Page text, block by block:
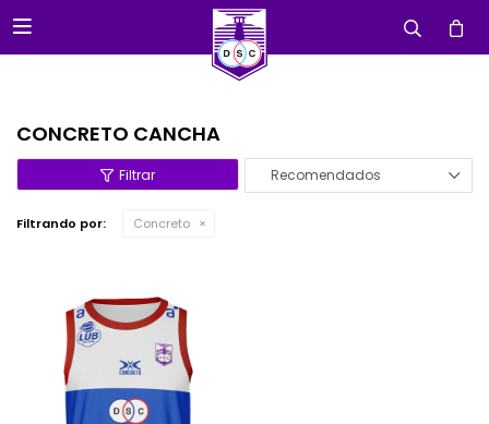

CONCRETO CANCHA
Recomendados
Filtrando por: Concreto